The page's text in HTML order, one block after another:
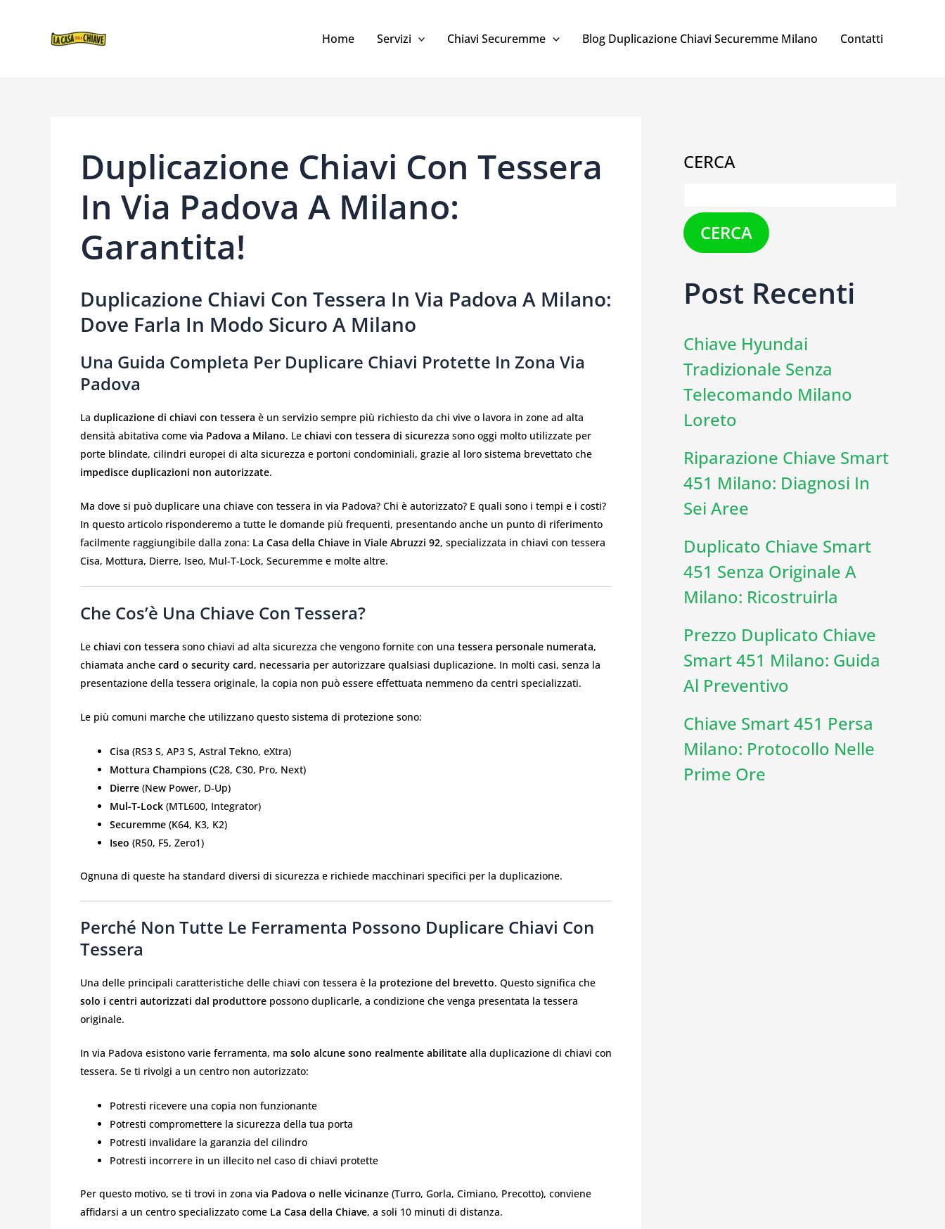
CONTENUTO
Home Servizi Chiavi Securemme Blog Duplicazione Chiavi Securemme Milano Contatti
Duplicazione Chiavi Con Tessera
In Via Padova A Milano:
Garantita!
Duplicazione Chiavi Con Tessera In Via Padova A Milano:
Dove Farla In Modo Sicuro A Milano
Una Guida Completa Per Duplicare Chiavi Protette In Zona Via
Padova
La duplicazione di chiavi con tessera è un servizio sempre più richiesto da chi vive o lavora in zone ad alta
densità abitativa come via Padova a Milano. Le chiavi con tessera di sicurezza sono oggi molto utilizzate per
porte blindate, cilindri europei di alta sicurezza e portoni condominiali, grazie al loro sistema brevettato che
impedisce duplicazioni non autorizzate.
Ma dove si può duplicare una chiave con tessera in via Padova? Chi è autorizzato? E quali sono i tempi e i costi?
In questo articolo risponderemo a tutte le domande più frequenti, presentando anche un punto di riferimento
facilmente raggiungibile dalla zona: La Casa della Chiave in Viale Abruzzi 92, specializzata in chiavi con tessera
Cisa, Mottura, Dierre, Iseo, Mul-T-Lock, Securemme e molte altre.
Che Cos’è Una Chiave Con Tessera?
Le chiavi con tessera sono chiavi ad alta sicurezza che vengono fornite con una tessera personale numerata,
chiamata anche card o security card, necessaria per autorizzare qualsiasi duplicazione. In molti casi, senza la
presentazione della tessera originale, la copia non può essere effettuata nemmeno da centri specializzati.
Le più comuni marche che utilizzano questo sistema di protezione sono:
Cisa (RS3 S, AP3 S, Astral Tekno, eXtra)
Mottura Champions (C28, C30, Pro, Next)
Dierre (New Power, D-Up)
Mul-T-Lock (MTL600, Integrator)
Securemme (K64, K3, K2)
Iseo (R50, F5, Zero1)
Ognuna di queste ha standard diversi di sicurezza e richiede macchinari specifici per la duplicazione.
Perché Non Tutte Le Ferramenta Possono Duplicare Chiavi Con
Tessera
Una delle principali caratteristiche delle chiavi con tessera è la protezione del brevetto. Questo significa che
solo i centri autorizzati dal produttore possono duplicarle, a condizione che venga presentata la tessera
originale.
In via Padova esistono varie ferramenta, ma solo alcune sono realmente abilitate alla duplicazione di chiavi con
tessera. Se ti rivolgi a un centro non autorizzato:
Potresti ricevere una copia non funzionante
Potresti compromettere la sicurezza della tua porta
Potresti invalidare la garanzia del cilindro
Potresti incorrere in un illecito nel caso di chiavi protette
Per questo motivo, se ti trovi in zona via Padova o nelle vicinanze (Turro, Gorla, Cimiano, Precotto), conviene
affidarsi a un centro specializzato come La Casa della Chiave, a soli 10 minuti di distanza.
CERCA
CERCA
Post Recenti
Chiave Hyundai
Tradizionale Senza
Telecomando Milano
Loreto
Riparazione Chiave Smart
451 Milano: Diagnosi In
Sei Aree
Duplicato Chiave Smart
451 Senza Originale A
Milano: Ricostruirla
Prezzo Duplicato Chiave
Smart 451 Milano: Guida
Al Preventivo
Chiave Smart 451 Persa
Milano: Protocollo Nelle
Prime Ore